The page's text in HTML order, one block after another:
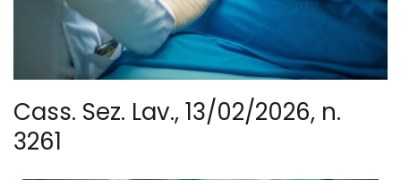
Cass. Sez. Lav., 13/02/2026, n.
3261